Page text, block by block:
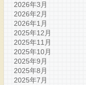
2026年3月
2026年2月
2026年1月
2025年12月
2025年11月
2025年10月
2025年9月
2025年8月
2025年7月